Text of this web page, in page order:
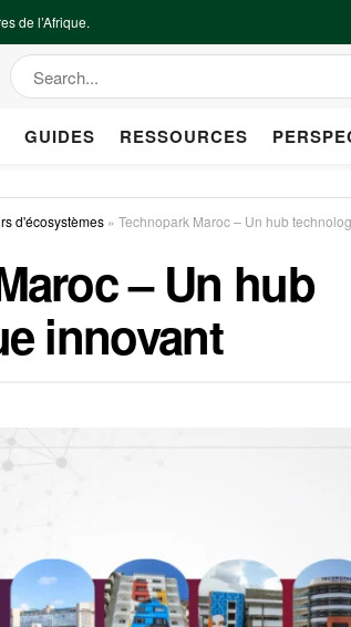
de l’Afrique.
GUIDES RESSOURCES
d'écosystèmes » Technopark Maroc – Un hub
– Un hub
innovant